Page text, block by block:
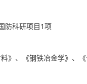
防科研项目1项
》、《钢铁冶金学》、